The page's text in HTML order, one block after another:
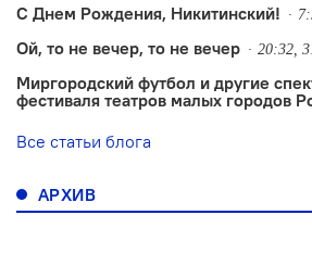
С Днем Рождения, Никитинский!
Ой, то не вечер, то не вечер 20:32,
Миргородский футбол и другие
фестиваля театров малых городов
Все статьи блога
АРХИВ